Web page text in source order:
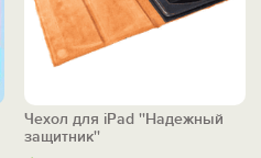
Чехол для iPad ''Надежный
защитник''